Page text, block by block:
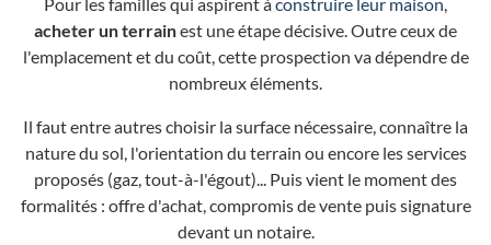
acheter un terrainest une étape décisive. Outre ceux de
l'emplacement et du coût, cette prospection va dépendre de
nombreux éléments.
Il faut entre autres choisir la surface nécessaire, connaître la
nature du sol, l'orientation du terrain ou encore les services
proposés (gaz, tout-à-l'égout)... Puis vient le moment des
formalités : offre d'achat, compromis de vente puis signature
devant un notaire.